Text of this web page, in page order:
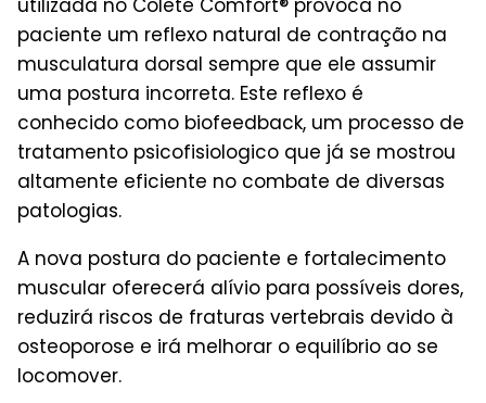
utilizada no Colete Comfort® provoca no
paciente um reflexo natural de contração na
musculatura dorsal sempre que ele assumir
uma postura incorreta. Este reflexo é
conhecido como biofeedback, um processo de
tratamento psicofisiologico que já se mostrou
altamente eficiente no combate de diversas
patologias.
A nova postura do paciente e fortalecimento
muscular oferecerá alívio para possíveis dores,
reduzirá riscos de fraturas vertebrais devido à
osteoporose e irá melhorar o equilíbrio ao se
locomover.